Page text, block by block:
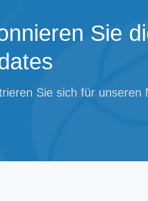
Sie
Sie sich für unseren